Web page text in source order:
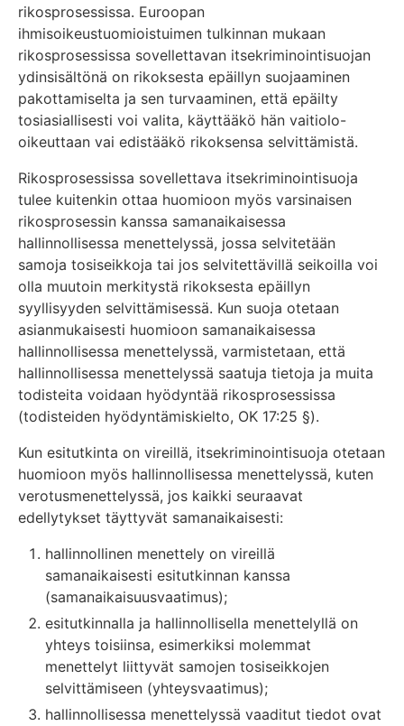
rikosprosessissa. Euroopan
ihmisoikeustuomioistuimen tulkinnan mukaan
rikosprosessissa sovellettavan itsekriminointisuojan
ydinsisältönä on rikoksesta epäillyn suojaaminen
pakottamiselta ja sen turvaaminen, että epäilty
tosiasiallisesti voi valita, käyttääkö hän vaitiolo-
oikeuttaan vai edistääkö rikoksensa selvittämistä.
Rikosprosessissa sovellettava itsekriminointisuoja
tulee kuitenkin ottaa huomioon myös varsinaisen
rikosprosessin kanssa samanaikaisessa
hallinnollisessa menettelyssä, jossa selvitetään
samoja tosiseikkoja tai jos selvitettävillä seikoilla voi
olla muutoin merkitystä rikoksesta epäillyn
syyllisyyden selvittämisessä. Kun suoja otetaan
asianmukaisesti huomioon samanaikaisessa
hallinnollisessa menettelyssä, varmistetaan, että
hallinnollisessa menettelyssä saatuja tietoja ja muita
todisteita voidaan hyödyntää rikosprosessissa
(todisteiden hyödyntämiskielto, OK 17:25 §).
Kun esitutkinta on vireillä, itsekriminointisuoja otetaan
huomioon myös hallinnollisessa menettelyssä, kuten
verotusmenettelyssä, jos kaikki seuraavat
edellytykset täyttyvät samanaikaisesti:
hallinnollinen menettely on vireillä
samanaikaisesti esitutkinnan kanssa
(samanaikaisuusvaatimus);
esitutkinnalla ja hallinnollisella menettelyllä on
yhteys toisiinsa, esimerkiksi molemmat
menettelyt liittyvät samojen tosiseikkojen
selvittämiseen (yhteysvaatimus);
hallinnollisessa menettelyssä vaaditut tiedot ovat